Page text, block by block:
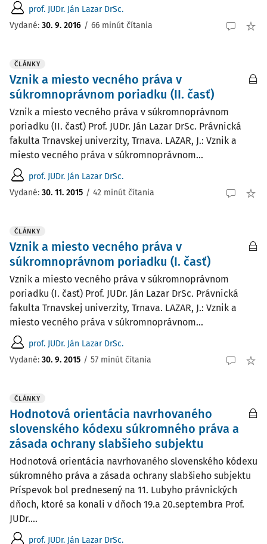
prof. JUDr. Ján Lazar DrSc.
Vydané: 30. 9. 2016 / 66 minút čítania
ČLÁNKY
Vznik a miesto vecného práva v
súkromnoprávnom poriadku (II. časť)
Vznik a miesto vecného práva v súkromnoprávnom
poriadku (II. časť) Prof. JUDr. Ján Lazar DrSc. Právnická
fakulta Trnavskej univerzity, Trnava. LAZAR, J.: Vznik a
miesto vecného práva v súkromnoprávnom...
prof. JUDr. Ján Lazar DrSc.
Vydané: 30. 11. 2015 / 42 minút čítania
ČLÁNKY
Vznik a miesto vecného práva v
súkromnoprávnom poriadku (I. časť)
Vznik a miesto vecného práva v súkromnoprávnom
poriadku (I. časť) Prof. JUDr. Ján Lazar DrSc. Právnická
fakulta Trnavskej univerzity, Trnava. LAZAR, J.: Vznik a
miesto vecného práva v súkromnoprávnom...
prof. JUDr. Ján Lazar DrSc.
Vydané: 30. 9. 2015 / 57 minút čítania
ČLÁNKY
Hodnotová orientácia navrhovaného
slovenského kódexu súkromného práva a
zásada ochrany slabšieho subjektu
Hodnotová orientácia navrhovaného slovenského kódexu
súkromného práva a zásada ochrany slabšieho subjektu
Príspevok bol prednesený na 11. Lubyho právnických
dňoch, ktoré sa konali v dňoch 19.a 20.septembra Prof.
JUDr....
prof. JUDr. Ján Lazar DrSc.